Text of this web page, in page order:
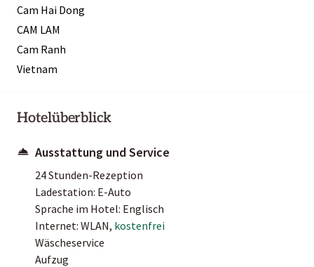
Cam Hai Dong
CAM LAM
Cam Ranh
Vietnam
Hotelüberblick
Ausstattung und Service
24 Stunden-Rezeption
Ladestation: E-Auto
Sprache im Hotel: Englisch
Internet: WLAN, kostenfrei
Wäscheservice
Aufzug